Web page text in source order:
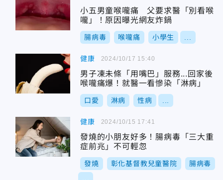
小五男童喉嚨痛 父要求醫「別看喉
嚨」！原因曝光網友炸鍋
腸病毒 喉嚨痛 小學生
健康
男子凍未條「用嘴巴」服務...回家後
喉嚨痛爆！就醫一看慘染「淋病」
口愛 淋病 性病
2024/10/17 15:40
健康
發燒的小朋友好多！腸病毒「三大重
症前兆」不可輕忽
發燒 彰化基督教兒童醫院 腸病毒
2024/10/15 17:41